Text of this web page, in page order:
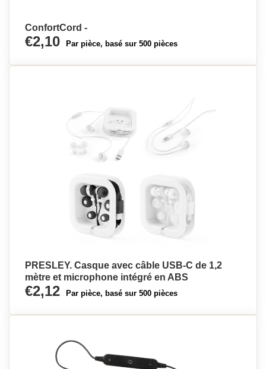
ConfortCord -
€2,10 Par pièce, basé sur 500 pièces
PRESLEY. Casque avec câble USB-C de 1,2
mètre et microphone intégré en ABS
€2,12 Par pièce, basé sur 500 pièces